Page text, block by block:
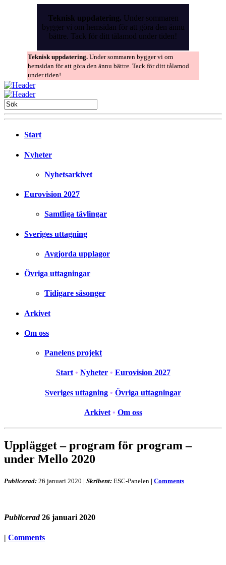
Teknisk uppdatering. Under sommaren
bygger vi om hemsidan för att göra den ännu
bättre. Tack för ditt tålamod under tiden!
Teknisk uppdatering. Under sommaren bygger vi om
hemsidan för att göra den ännu bättre. Tack för ditt tålamod
under tiden!
Start
Nyheter
Nyhetsarkivet
Eurovision 2027
Samtliga tävlingar
Sveriges uttagning
Avgjorda upplagor
Övriga uttagningar
Tidigare säsonger
Arkivet
Om oss
Panelens projekt
Start • Nyheter • Eurovision 2027
Sveriges uttagning • Övriga uttagningar
Arkivet • Om oss
Upplägget – program för program –
under Mello 2020
Publicerad: 26 januari 2020 | Skribent: ESC-Panelen | Comments
Publicerad 26 januari 2020
| Comments